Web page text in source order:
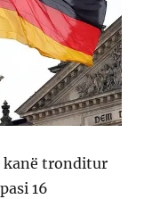
kanë tronditur
16